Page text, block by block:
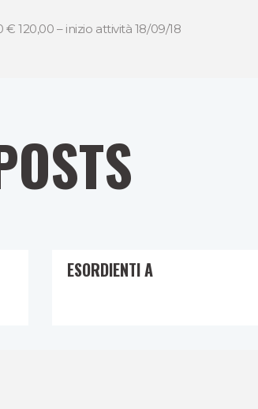
120,00 – inizio attività 18/09/18
ESORDIENTI A